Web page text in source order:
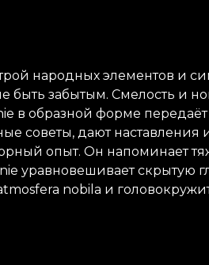
народных элементов и
быть забытым. Смелость и
в образной форме передаёт
советы, дают наставления
опыт. Он напоминает
уравновешивает скрытую
nobila и
Romana